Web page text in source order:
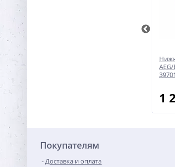
1
Покупателям
Доставка и оплата